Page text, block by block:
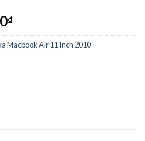
₫
Macbook Air 11 Inch 2010